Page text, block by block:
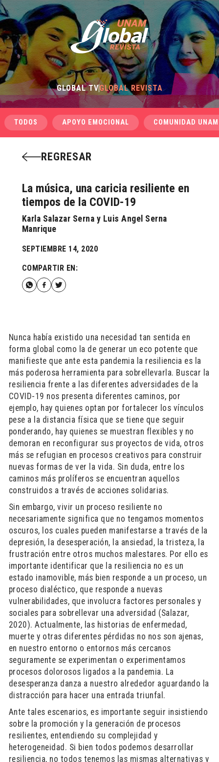
GLOBAL TVGLOBAL REVISTA
TODOS APOYO EMOCIONAL COMUNIDAD UNAM
REGRESAR
La música, una caricia resiliente en
tiempos de la COVID-19
Karla Salazar Serna y Luis Angel Serna
Manrique
SEPTIEMBRE 14, 2020
COMPARTIR EN:
Nunca había existido una necesidad tan sentida en
forma global como la de generar un eco potente que
manifieste que ante esta pandemia la resiliencia es la
más poderosa herramienta para sobrellevarla. Buscar la
resiliencia frente a las diferentes adversidades de la
COVID-19 nos presenta diferentes caminos, por
ejemplo, hay quienes optan por fortalecer los vínculos
pese a la distancia física que se tiene que seguir
ponderando, hay quienes se muestran flexibles y no
demoran en reconfigurar sus proyectos de vida, otros
más se refugian en procesos creativos para construir
nuevas formas de ver la vida. Sin duda, entre los
caminos más prolíferos se encuentran aquellos
construidos a través de acciones solidarias.
Sin embargo, vivir un proceso resiliente no
necesariamente significa que no tengamos momentos
oscuros, los cuales pueden manifestarse a través de la
depresión, la desesperación, la ansiedad, la tristeza, la
frustración entre otros muchos malestares. Por ello es
importante identificar que la resiliencia no es un
estado inamovible, más bien responde a un proceso, un
proceso dialéctico, que responde a nuevas
vulnerabilidades, que involucra factores personales y
sociales para sobrellevar una adversidad (Salazar,
2020). Actualmente, las historias de enfermedad,
muerte y otras diferentes pérdidas no nos son ajenas,
en nuestro entorno o entornos más cercanos
seguramente se experimentan o experimentamos
procesos dolorosos ligados a la pandemia. La
desesperanza danza a nuestro alrededor aguardando la
distracción para hacer una entrada triunfal.
Ante tales escenarios, es importante seguir insistiendo
sobre la promoción y la generación de procesos
resilientes, entendiendo su complejidad y
heterogeneidad. Si bien todos podemos desarrollar
resiliencia, no todos tenemos las mismas alternativas y